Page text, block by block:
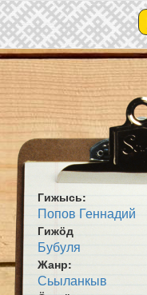
Гижысь:
Попов Геннадий
Гижӧд
Бубуля
Жанр:
Сьыланкыв